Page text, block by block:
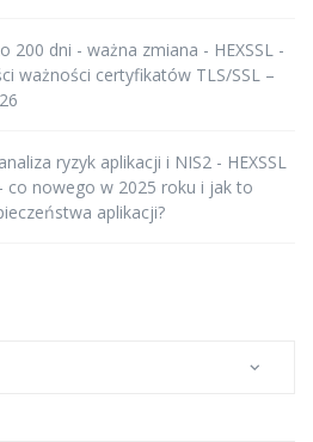
200 dni - ważna zmiana - HEXSSL -
ważności certyfikatów TLS/SSL –
ryzyk aplikacji i NIS2 - HEXSSL
co nowego w 2025 roku i jak to
aplikacji?